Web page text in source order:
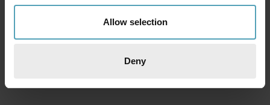
Allow selection
DenyFotogenlampa Rak Stor